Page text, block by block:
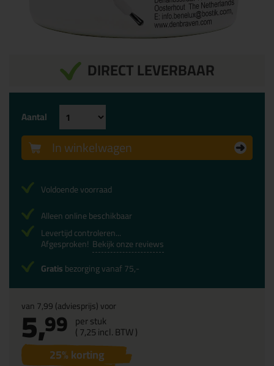
DIRECT LEVERBAAR
van7,99(adviesprijs) voor
5,99 per stuk
(7,25incl. BTW )
25% korting
Aantal
In winkelwagen
Voldoende voorraad
Alleen online beschikbaar
Levertijd controleren...
Afgesproken! Bekijk onze reviews
Gratisbezorging vanaf 75,-